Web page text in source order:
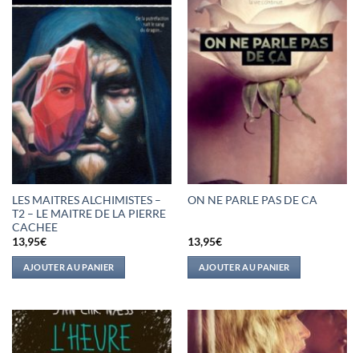
LES MAITRES ALCHIMISTES –
T2 – LE MAITRE DE LA PIERRE
CACHEE
13,95€
AJOUTER AU PANIER
ON NE PARLE PAS DE CA
13,95€
AJOUTER AU PANIER